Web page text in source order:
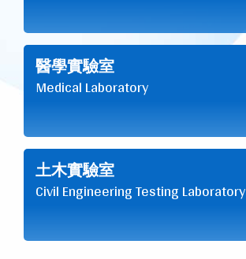
醫學實驗室
Medical Laboratory
土木實驗室
Civil Engineering Testing Laboratory